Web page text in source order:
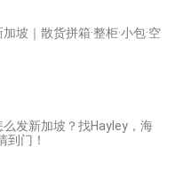
坡｜散货拼箱·整柜·小包·空
发新加坡？找Hayley，海
到门！